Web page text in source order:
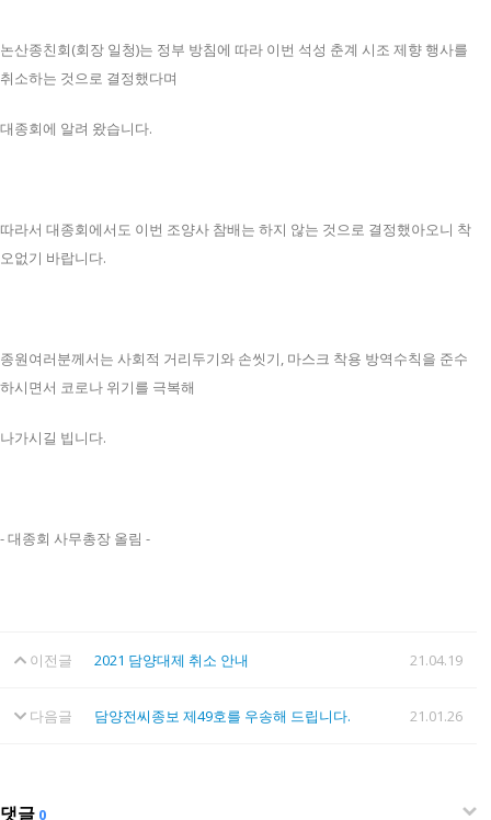
논산종친회(회장 일청)는 정부 방침에 따라 이번 석성 춘계 시조 제향 행사를
취소하는 것으로 결정했다며
대종회에 알려 왔습니다.
따라서 대종회에서도 이번 조양사 참배는 하지 않는 것으로 결정했아오니 착
오없기 바랍니다.
종원여러분께서는 사회적 거리두기와 손씻기, 마스크 착용 방역수칙을 준수
하시면서 코로나 위기를 극복해
나가시길 빕니다.
- 대종회 사무총장 올림 -
이전글 2021 담양대제 취소 안내 21.04.19
다음글 담양전씨종보 제49호를 우송해 드립니다. 21.01.26
댓글 0